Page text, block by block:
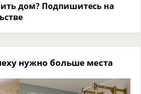
дом? Подпишитесь на
нужно больше места